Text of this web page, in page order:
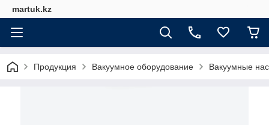
martuk.kz
Продукция Вакуумное оборудование Вакуумные